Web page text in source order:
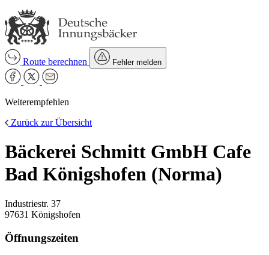
Route berechnen Fehler melden
Weiterempfehlen
Zurück zur Übersicht
Bäckerei Schmitt GmbH Cafe
Bad Königshofen (Norma)
Industriestr. 37
97631 Königshofen
Öffnungszeiten